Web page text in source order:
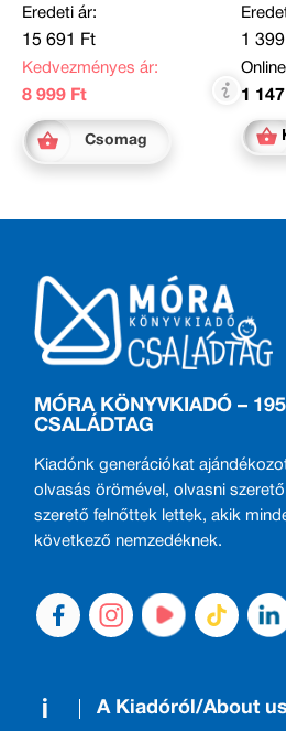
Eredeti ár:
15 691 Ft
Kedvezményes ár:
8 999 Ft
Csomag
1
1
MÓRA KÖNYVKIADÓ –
CSALÁDTAG
Kiadónk generációkat
olvasás örömével, olvasni
szerető felnőttek lettek, akik
következő nemzedéknek.
A Kiadóról/About us